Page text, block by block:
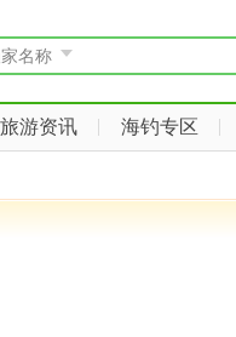
名称
旅游资讯 海钓专区